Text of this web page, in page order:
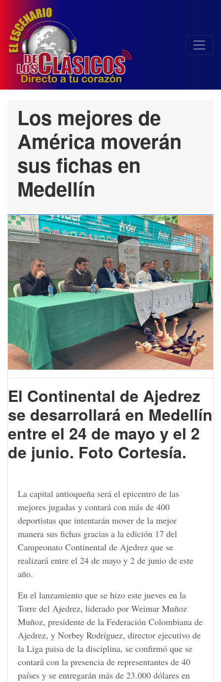
Los mejores de
América moverán
sus fichas en
Medellín
El Continental de Ajedrez
se desarrollará en Medellín
entre el 24 de mayo y el 2
de junio. Foto Cortesía.
La capital antioqueña será el epicentro de las
mejores jugadas y contará con más de 400
deportistas que intentarán mover de la mejor
manera sus fichas gracias a la edición 17 del
Campeonato Continental de Ajedrez que se
realizará entre el 24 de mayo y 2 de junio de este
año.
En el lanzamiento que se hizo este jueves en la
Torre del Ajedrez, liderado por Weimar Muñoz
Muñoz, presidente de la Federación Colombiana de
Ajedrez, y Norbey Rodríguez, director ejecutivo de
la Liga paisa de la disciplina, se confirmó que se
contará con la presencia de representantes de 40
países y se entregarán más de 23.000 dólares en